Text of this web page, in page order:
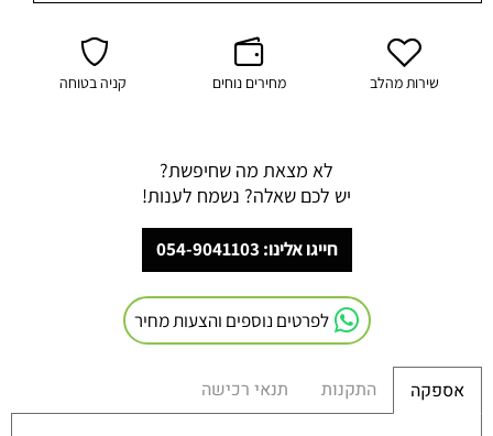
שירות מהלב מחירים נוחים קניה בטוחה
לא מצאת מה שחיפשת?
יש לכם שאלה? נשמח לענות!
חייגו אלינו: 054-9041103
לפרטים נוספים והצעות מחיר
אספקה התקנות תנאי רכישה